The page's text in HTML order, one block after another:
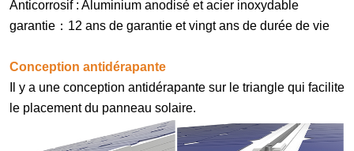
Anticorrosif : Aluminium anodisé et acier inoxydable
garantie ： 12 ans de garantie et vingt ans de durée de vie
Conception antidérapante
Il y a une conception antidérapante sur le triangle qui facilite
le placement du panneau solaire.